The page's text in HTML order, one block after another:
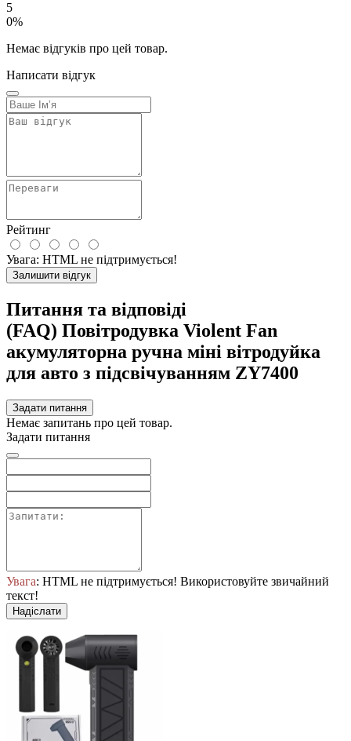
5
0%
Немає відгуків про цей товар.
Написати відгук
Рейтинг
Увага: HTML не підтримується!
Залишити відгук
Питання та відповіді
(FAQ) Повітродувка Violent Fan
акумуляторна ручна міні вітродуйка
для авто з підсвічуванням ZY7400
Задати питання
Немає запитань про цей товар.
Задати питання
Увага: HTML не підтримується! Використовуйте звичайний
текст!
Надіслати